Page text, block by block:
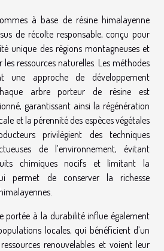
à base de résine himalayenne
de récolte responsable, conçu pour
unique des régions montagneuses et
ressources naturelles. Les méthodes
une approche de développement
arbre porteur de résine est
garantissant ainsi la régénération
et la pérennité des espèces végétales
privilégient des techniques
de l’environnement, évitant
chimiques nocifs et limitant la
permet de conserver la richesse
portée à la durabilité influe également
locales, qui bénéficient d’un
renouvelables et voient leur